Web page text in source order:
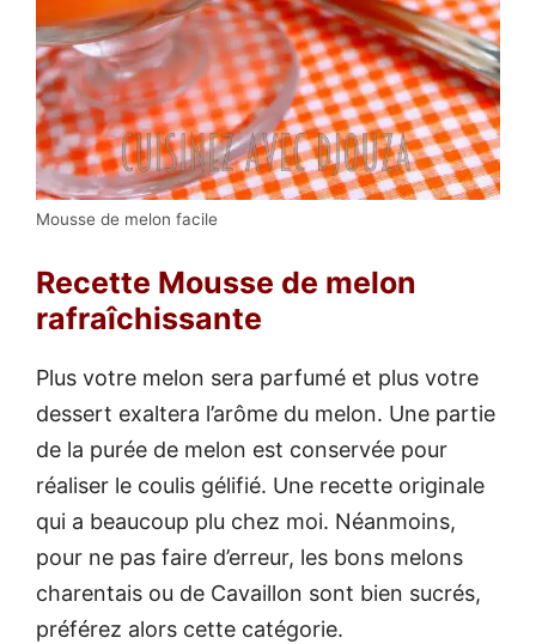
Mousse de melon facile
Recette Mousse de melon
rafraîchissante
Plus votre melon sera parfumé et plus votre
dessert exaltera l’arôme du melon. Une partie
de la purée de melon est conservée pour
réaliser le coulis gélifié. Une recette originale
qui a beaucoup plu chez moi. Néanmoins,
pour ne pas faire d’erreur, les bons melons
charentais ou de Cavaillon sont bien sucrés,
préférez alors cette catégorie.